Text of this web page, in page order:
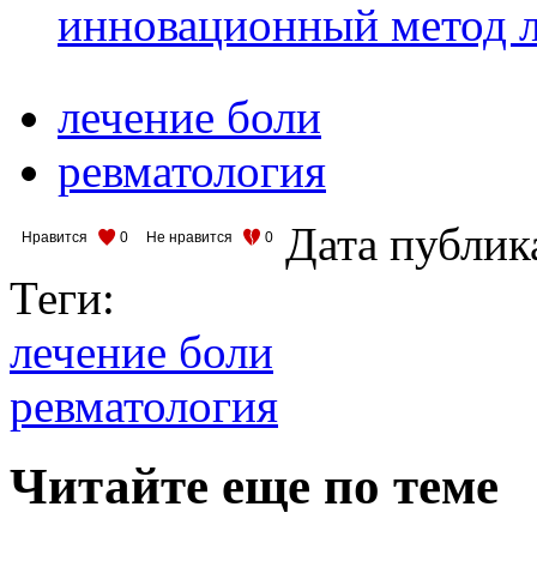
инновационный метод
лечение боли
ревматология
Нравится 0 Не нравится 0
Дата
Теги:
лечение боли
ревматология
Читайте еще по теме